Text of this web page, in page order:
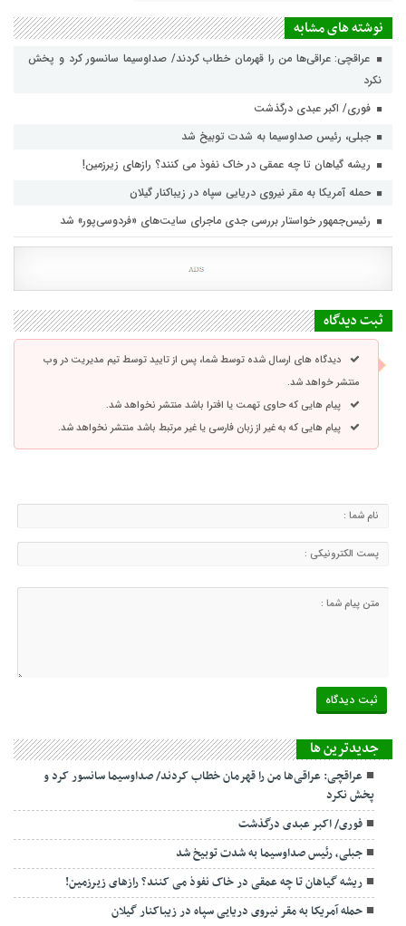
نوشته های مشابه
عراقچی: عراقی‌ها من را قهرمان خطاب کردند/ صداوسیما سانسور کرد و پخش
نکرد
فوری/ اکبر عبدی درگذشت
جبلی، رئیس صداوسیما به شدت توبیخ شد
ریشه گیاهان تا چه عمقی در خاک نفوذ می کنند؟ رازهای زیرزمین!
حمله آمریکا به مقر نیروی دریایی سپاه در زیباکنار گیلان
رئیس‌جمهور خواستار بررسی جدی ماجرای سایت‌های «فردوسی‌پور» شد
ثبت دیدگاه
دیدگاه های ارسال شده توسط شما، پس از تایید توسط تیم مدیریت در وب
منتشر خواهد شد.
پیام هایی که حاوی تهمت یا افترا باشد منتشر نخواهد شد.
پیام هایی که به غیر از زبان فارسی یا غیر مرتبط باشد منتشر نخواهد شد.
جديدترين ها
عراقچی: عراقی‌ها من را قهرمان خطاب کردند/ صداوسیما سانسور کرد و
پخش نکرد
فوری/ اکبر عبدی درگذشت
جبلی، رئیس صداوسیما به شدت توبیخ شد
ریشه گیاهان تا چه عمقی در خاک نفوذ می کنند؟ رازهای زیرزمین!
حمله آمریکا به مقر نیروی دریایی سپاه در زیباکنار گیلان